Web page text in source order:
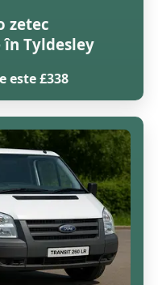
zetec
în Tyldesley
este £338